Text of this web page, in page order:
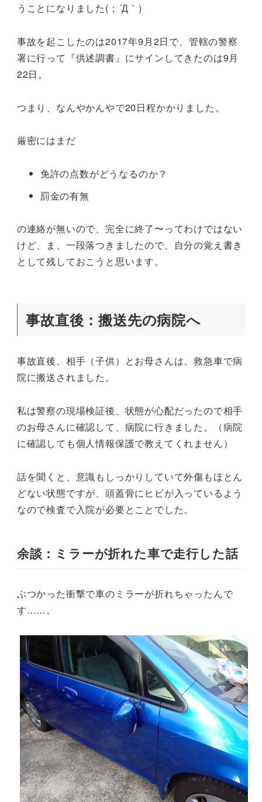
うことになりました(；´Д｀)
事故を起こしたのは2017年9月2日で、管轄の警察
署に行って『供述調書』にサインしてきたのは9月
22日。
つまり、なんやかんやで20日程かかりました。
厳密にはまだ
免許の点数がどうなるのか？
罰金の有無
の連絡が無いので、完全に終了〜ってわけではない
けど、ま、一段落つきましたので、自分の覚え書き
として残しておこうと思います。
事故直後：搬送先の病院へ
事故直後、相手（子供）とお母さんは、救急車で病
院に搬送されました。
私は警察の現場検証後、状態が心配だったので相手
のお母さんに確認して、病院に行きました。（病院
に確認しても個人情報保護で教えてくれません）
話を聞くと、意識もしっかりしていて外傷もほとん
どない状態ですが、頭蓋骨にヒビが入っているよう
なので検査で入院が必要とことでした。
余談：ミラーが折れた車で走行した話
ぶつかった衝撃で車のミラーが折れちゃったんで
す……。